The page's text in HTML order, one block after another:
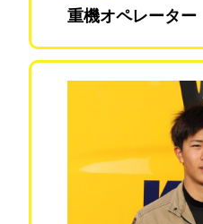
重機オペレーター